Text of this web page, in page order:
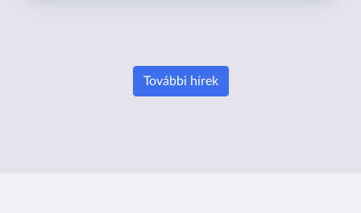
További hírek